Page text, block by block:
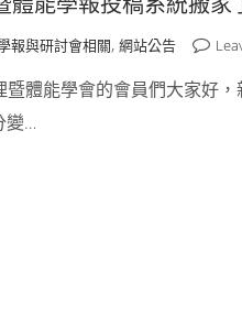
報與研討會相關, 網站公告
暨體能學會的會員們大家好
變…